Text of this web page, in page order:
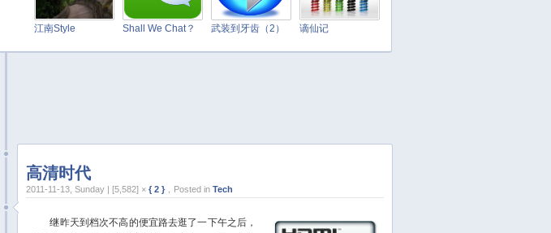
江南Style Shall We Chat？ 武装到牙齿（2） 谪仙记
高清时代
2011-11-13, Sunday | [5,582] × { 2 } ，Posted in Tech
继昨天到档次不高的便宜路去逛了一下午之后，